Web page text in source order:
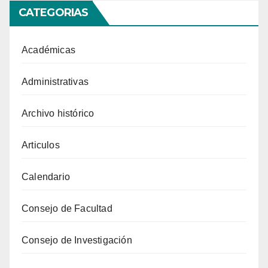
CATEGORIAS
Académicas
Administrativas
Archivo histórico
Articulos
Calendario
Consejo de Facultad
Consejo de Investigación